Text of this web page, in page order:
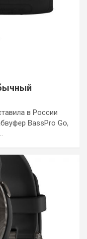
в России
BassPro Go,